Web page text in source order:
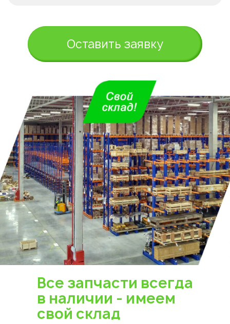
Оставить заявку
Все запчасти всегда
в наличии - имеем
свой склад